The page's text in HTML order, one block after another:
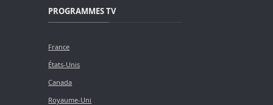
PROGRAMMES TV
France
États-Unis
Canada
Royaume-Uni